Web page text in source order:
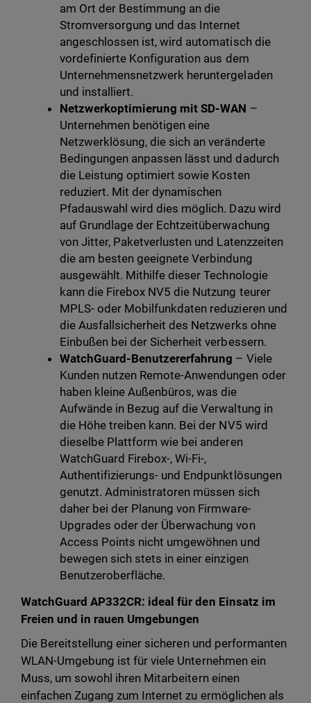
am Ort der Bestimmung an die
Stromversorgung und das Internet
angeschlossen ist, wird automatisch die
vordefinierte Konfiguration aus dem
Unternehmensnetzwerk heruntergeladen
und installiert.
Netzwerkoptimierung mit SD-WAN –
Unternehmen benötigen eine
Netzwerklösung, die sich an veränderte
Bedingungen anpassen lässt und dadurch
die Leistung optimiert sowie Kosten
reduziert. Mit der dynamischen
Pfadauswahl wird dies möglich. Dazu wird
auf Grundlage der Echtzeitüberwachung
von Jitter, Paketverlusten und Latenzzeiten
die am besten geeignete Verbindung
ausgewählt. Mithilfe dieser Technologie
kann die Firebox NV5 die Nutzung teurer
MPLS- oder Mobilfunkdaten reduzieren und
die Ausfallsicherheit des Netzwerks ohne
Einbußen bei der Sicherheit verbessern.
WatchGuard-Benutzererfahrung – Viele
Kunden nutzen Remote-Anwendungen oder
haben kleine Außenbüros, was die
Aufwände in Bezug auf die Verwaltung in
die Höhe treiben kann. Bei der NV5 wird
dieselbe Plattform wie bei anderen
WatchGuard Firebox-, Wi-Fi-,
Authentifizierungs- und Endpunktlösungen
genutzt. Administratoren müssen sich
daher bei der Planung von Firmware-
Upgrades oder der Überwachung von
Access Points nicht umgewöhnen und
bewegen sich stets in einer einzigen
Benutzeroberfläche.
WatchGuard AP332CR: ideal für den Einsatz im
Freien und in rauen Umgebungen
Die Bereitstellung einer sicheren und performanten
WLAN-Umgebung ist für viele Unternehmen ein
Muss, um sowohl ihren Mitarbeitern einen
einfachen Zugang zum Internet zu ermöglichen als